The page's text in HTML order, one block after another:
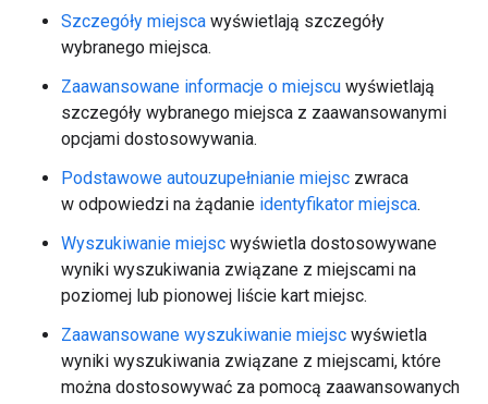
Szczegóły miejsca wyświetlają szczegóły
wybranego miejsca.
Zaawansowane informacje o miejscu wyświetlają
szczegóły wybranego miejsca z zaawansowanymi
opcjami dostosowywania.
Podstawowe autouzupełnianie miejsc zwraca
w odpowiedzi na żądanie identyfikator miejsca.
Wyszukiwanie miejsc wyświetla dostosowywane
wyniki wyszukiwania związane z miejscami na
poziomej lub pionowej liście kart miejsc.
Zaawansowane wyszukiwanie miejsc wyświetla
wyniki wyszukiwania związane z miejscami, które
można dostosowywać za pomocą zaawansowanych